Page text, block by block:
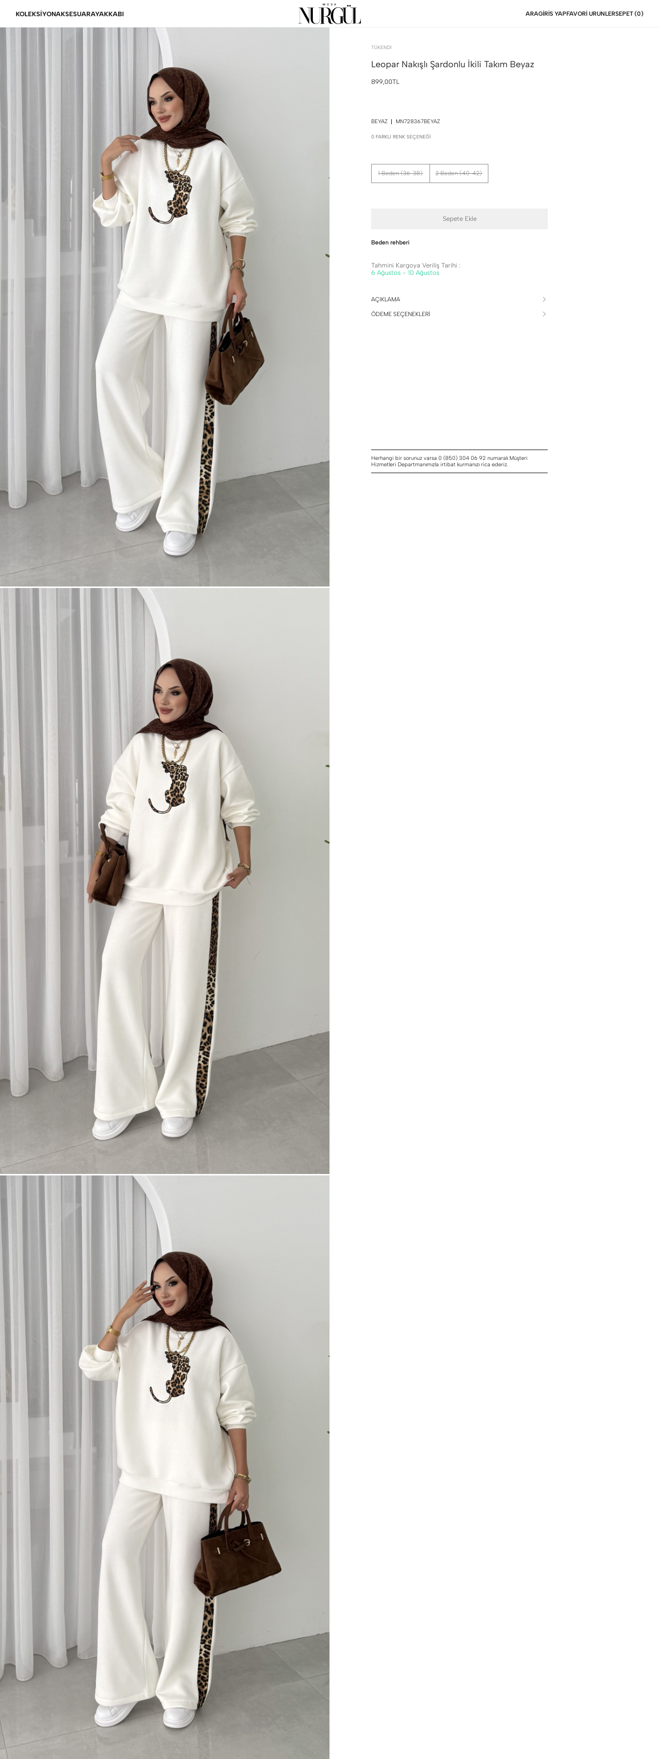
KOLEKSİYONAKSESUARAYAKKABI ARAGIRIS YAPFAVORI URUNLERSEPET (0)
TÜKENDI
Leopar Nakışlı Şardonlu İkili Takım Beyaz
899,00TL
BEYAZ MN728367BEYAZ
0 FARKLI RENK SEÇENEĞI
1 Beden (36-38) 2 Beden (40-42)
Sepete Ekle
Beden rehberi
Tahmini Kargoya Veriliş Tarihi :
6 Ağustos - 10 Ağustos
AÇIKLAMA
ÖDEME SEÇENEKLERİ
Herhangi bir sorunuz varsa 0 (850) 304 06 92 numaralı Müşteri
Hizmetleri Departmanımızla irtibat kurmanızı rica ederiz.